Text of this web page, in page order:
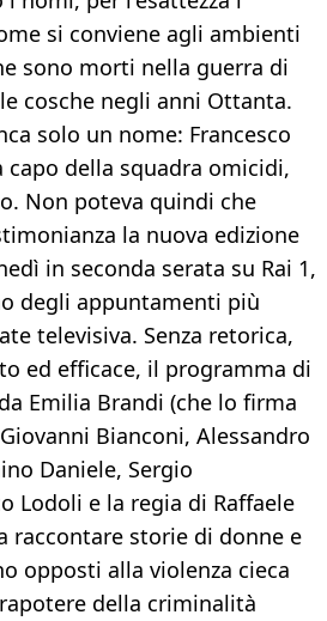
si conviene agli ambienti
sono morti nella guerra di
cosche negli anni Ottanta.
solo un nome: Francesco
capo della squadra omicidi,
Non poteva quindi che
la nuova edizione
in seconda serata su Rai 1,
degli appuntamenti più
televisiva. Senza retorica,
ed efficace, il programma di
Emilia Brandi (che lo firma
Bianconi, Alessandro
Daniele, Sergio
Lodoli e la regia di Raffaele
raccontare storie di donne e
opposti alla violenza cieca
della criminalità